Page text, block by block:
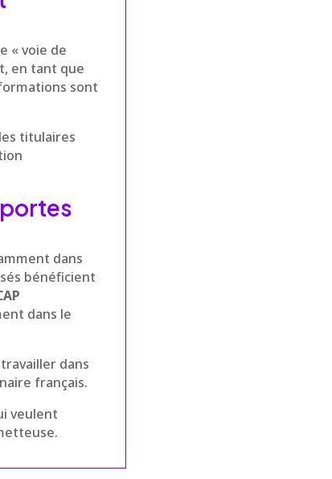
« voie de
en tant que
sont
titulaires
dans
bénéficient
dans le
dans
français.
veulent